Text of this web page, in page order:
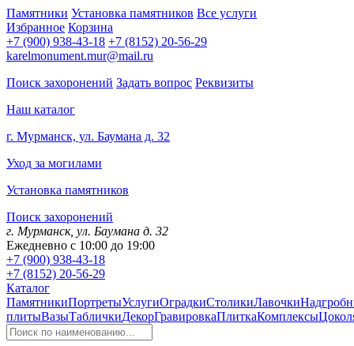
Памятники Установка памятников Все услуги
Избранное Корзина
+7 (900) 938-43-18 +7 (8152) 20-56-29
karelmonument.mur@mail.ru
Поиск захоронений Задать вопрос Реквизиты
Наш каталог
г. Мурманск, ул. Баумана д. 32
Уход за могилами
Установка памятников
Поиск захоронений
г. Мурманск, ул. Баумана д. 32
Ежедневно с 10:00 до 19:00
+7 (900) 938-43-18
+7 (8152) 20-56-29
Каталог
ПамятникиПортретыУслугиОградкиСтоликиЛавочки
плитыВазыТабличкиДекорГравировкаПлиткаКомплексы